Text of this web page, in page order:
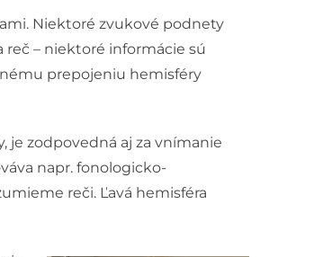
Niektoré zvukové podnety
reč – niektoré informácie sú
prepojeniu hemisféry
je zodpovedná aj za vnímanie
napr. fonologicko-
reči. Ľavá hemisféra